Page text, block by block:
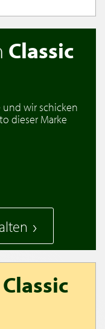
Classic
und wir schicken
dieser Marke
Classic